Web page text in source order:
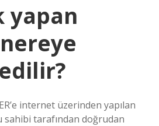
yapan
internet üzerinden yapılan
tarafından doğrudan